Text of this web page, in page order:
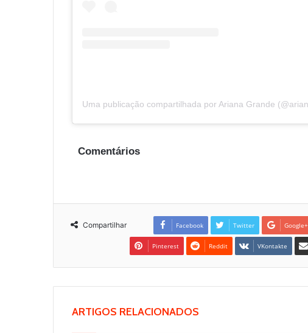
Uma publicação compartilhada por Ariana Grande
Comentários
Compartilhar Facebook Twitter Google+
Pinterest Reddit VKontakte
ARTIGOS RELACIONADOS